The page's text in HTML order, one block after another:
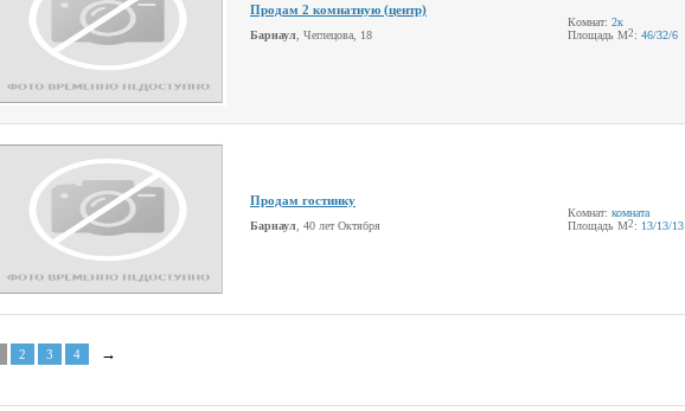
Продам 2 комнатную (центр)
Барнаул , Чеглецова, 18
Комнат: 2к
Площадь М2 : 46/32/6
Продам гостинку
Барнаул , 40 лет Октября
Комнат: комната
Площадь М2 : 13/13/13
2 3 4 →